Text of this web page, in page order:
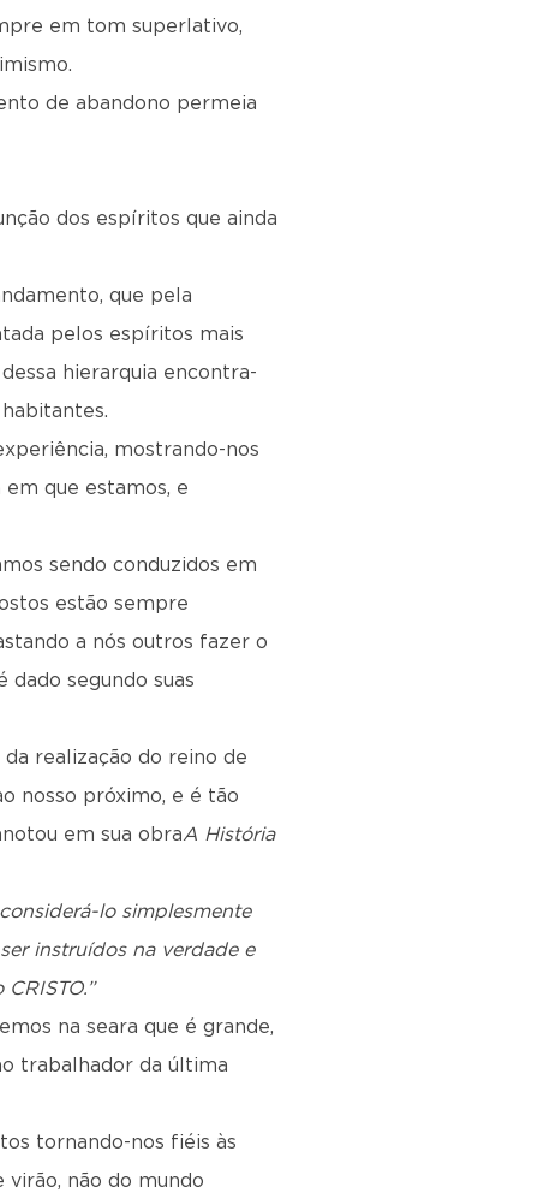
em tom superlativo,
de abandono permeia
dos espíritos que ainda
que pela
pelos espíritos mais
hierarquia encontra-
mostrando-nos
que estamos, e
sendo conduzidos em
estão sempre
a nós outros fazer o
dado segundo suas
realização do reino de
nosso próximo, e é tão
em sua obraA História
lo simplesmente
instruídos na verdade e
na seara que é grande,
trabalhador da última
tornando-nos fiéis às
virão, não do mundo